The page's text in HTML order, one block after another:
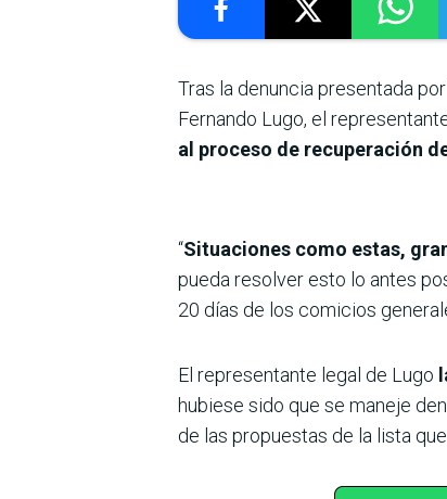
Tras la denuncia presentada
Fernando Lugo, el
al proceso de recuperación
“Situaciones como estas,
pueda resolver esto lo antes
20 días de los comicios
El representante legal de Lugo
hubiese sido que se maneje
de las propuestas de la lista